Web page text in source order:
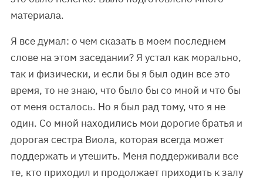
материала.
Я все думал: о чем сказать в моем последнем
слове на этом заседании? Я устал как морально,
так и физически, и если бы я был один все это
время, то не знаю, что было бы со мной и что бы
от меня осталось. Но я был рад тому, что я не
один. Со мной находились мои дорогие братья и
дорогая сестра Виола, которая всегда может
поддержать и утешить. Меня поддерживали все
те, кто приходил и продолжает приходить к залу